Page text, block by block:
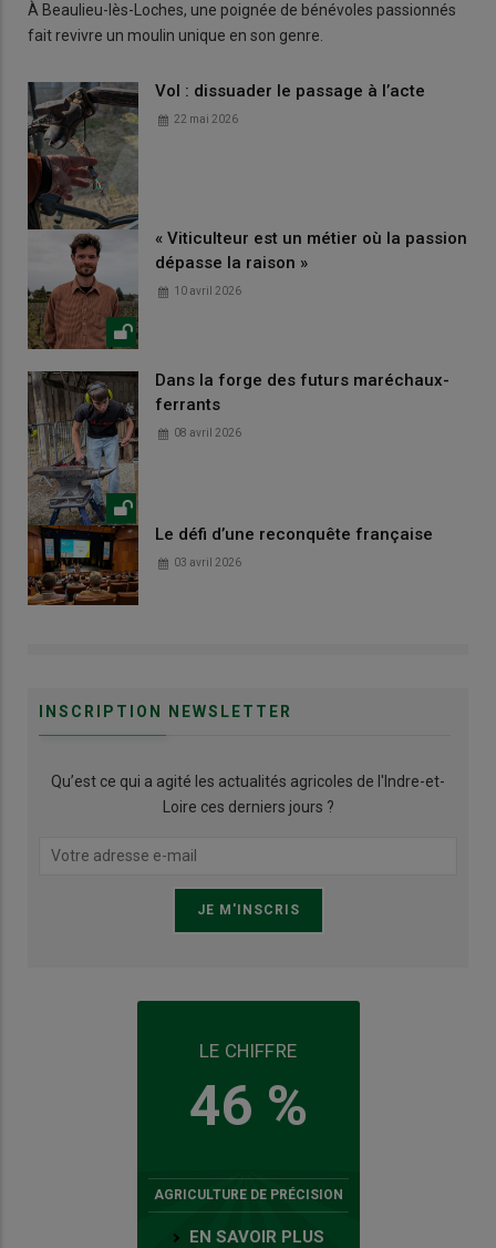
À Beaulieu-lès-Loches, une poignée de bénévoles passionnés
fait revivre un moulin unique en son genre.
Vol : dissuader le passage à l’acte
22 mai 2026
« Viticulteur est un métier où la passion
dépasse la raison »
10 avril 2026
Dans la forge des futurs maréchaux-
ferrants
08 avril 2026
Le défi d’une reconquête française
03 avril 2026
INSCRIPTION NEWSLETTER
Qu’est ce qui a agité les actualités agricoles de l'Indre-et-
Loire ces derniers jours ?
LE CHIFFRE
46 %
AGRICULTURE DE PRÉCISION
EN SAVOIR PLUS